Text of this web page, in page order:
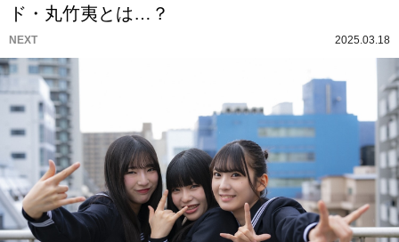
ド・丸竹夷とは…？
NEXT 2025.03.18